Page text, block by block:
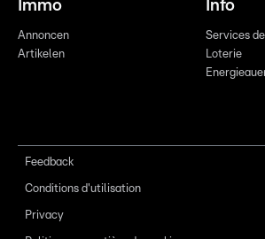
Immo
Annoncen
Artikelen
Info
Services
Loterie
Feedback
Conditions d'utilisation
Privacy